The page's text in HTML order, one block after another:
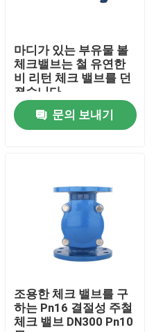
마디가 있는 부유물 볼
체크밸브는 철 유연한
비 리턴 체크 밸브를 던
졌습니다
문의 보내기
조용한 체크 밸브를 구
하는 Pn16 결절성 주철
체크 밸브 DN300 Pn10